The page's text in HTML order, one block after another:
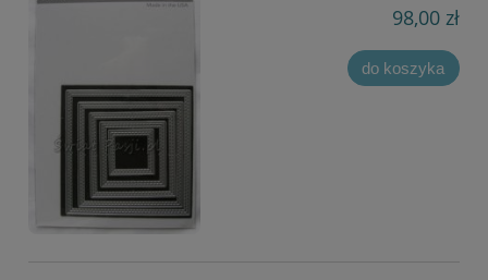
98,00 zł
do koszyka